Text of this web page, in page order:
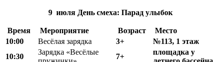
9 июля День смеха: Парад улыбок
Время Мероприятие Возраст
Место
10:00
Весёлая зарядка 3+
№113, 1 этаж
10:30
Зарядка «Весёлые
7+
площадка у